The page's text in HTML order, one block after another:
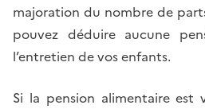
majoration du nombre de
pouvez déduire aucune
l’entretien de vos enfants.
Si la pension alimentaire est